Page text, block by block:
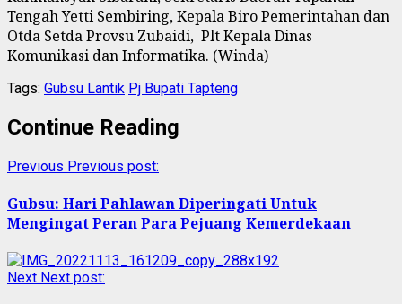
Tengah Yetti Sembiring, Kepala Biro Pemerintahan dan
Otda Setda Provsu Zubaidi, Plt Kepala Dinas
Komunikasi dan Informatika. (Winda)
Tags: Gubsu Lantik Pj Bupati Tapteng
Continue Reading
Previous Previous post:
Gubsu: Hari Pahlawan Diperingati Untuk
Mengingat Peran Para Pejuang Kemerdekaan
Next Next post: